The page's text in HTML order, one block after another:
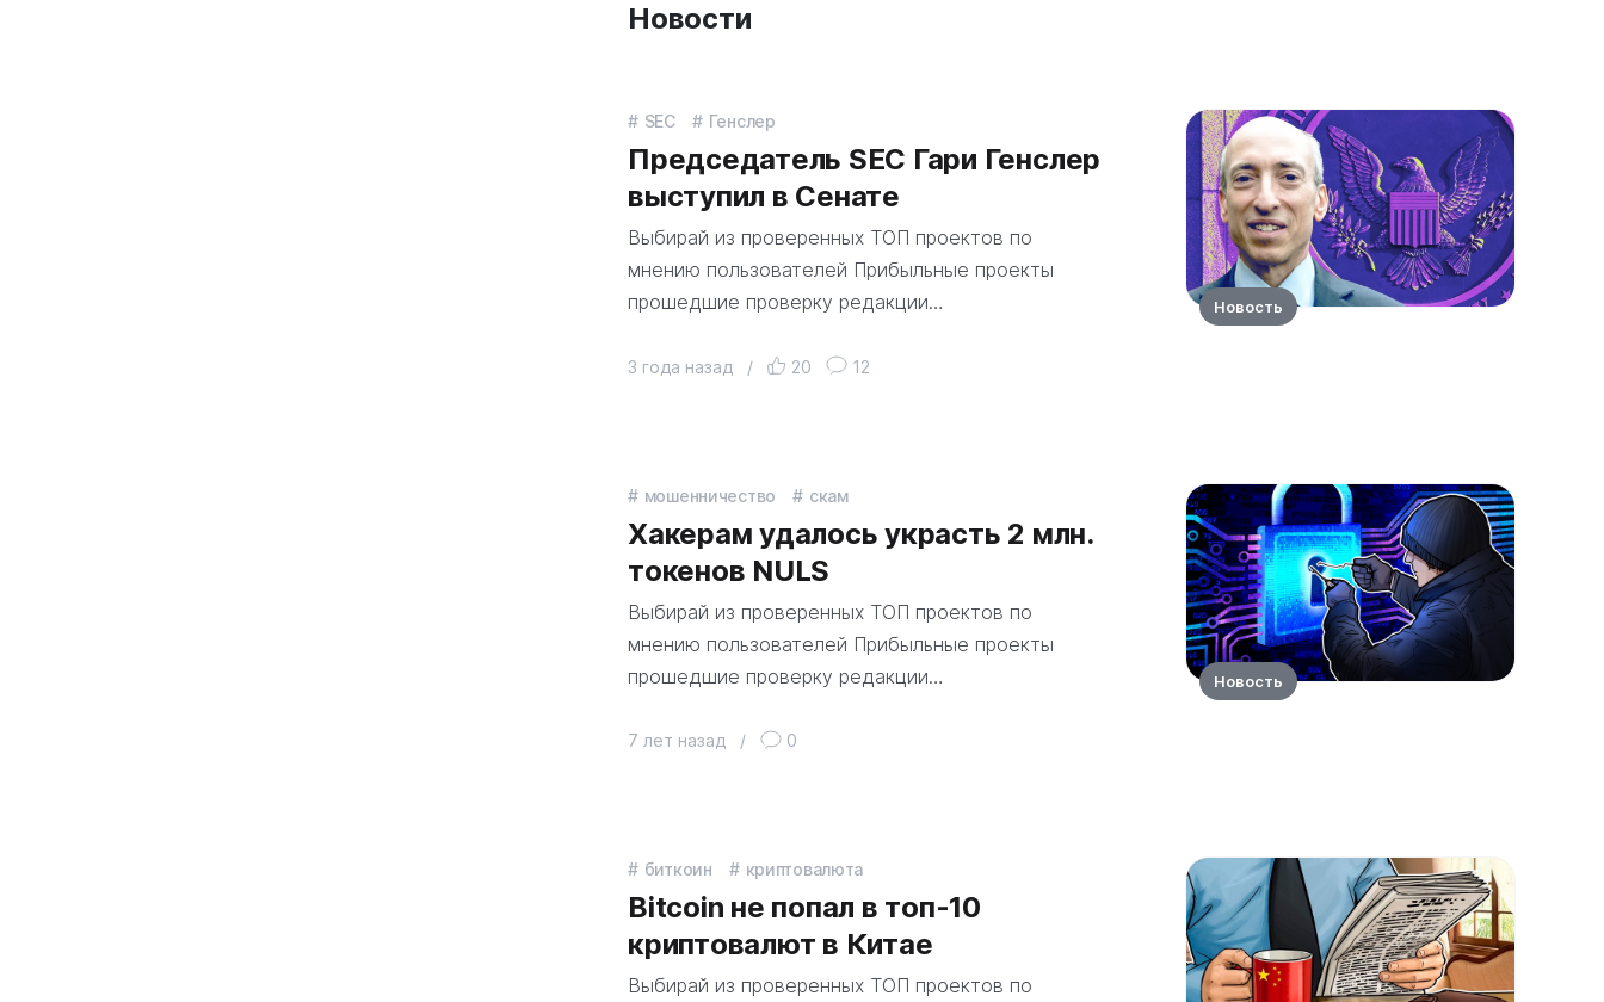
Новости
SEC Генслер
Председатель SEC Гари Генслер
выступил в Сенате
Выбирай из проверенных ТОП проектов по
мнению пользователей Прибыльные проекты
прошедшие проверку редакции…
3 года назад / 20 12
Новость
мошенничество скам
Хакерам удалось украсть 2 млн.
токенов NULS
Выбирай из проверенных ТОП проектов по
мнению пользователей Прибыльные проекты
прошедшие проверку редакции…
7 лет назад / 0
Новость
биткоин криптовалюта
Bitcoin не попал в топ-10
криптовалют в Китае
Выбирай из проверенных ТОП проектов по